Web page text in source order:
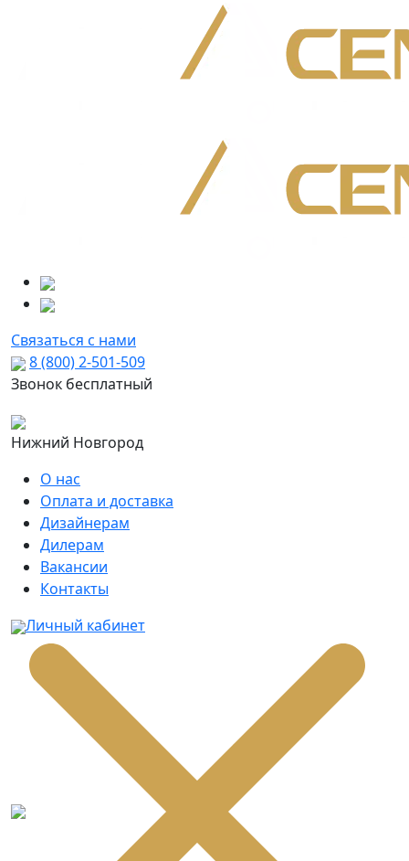
Связаться с нами
8 (800) 2-501-509
Звонок бесплатный
Нижний Новгород
О нас
Оплата и доставка
Дизайнерам
Дилерам
Вакансии
Контакты
Личный кабинет